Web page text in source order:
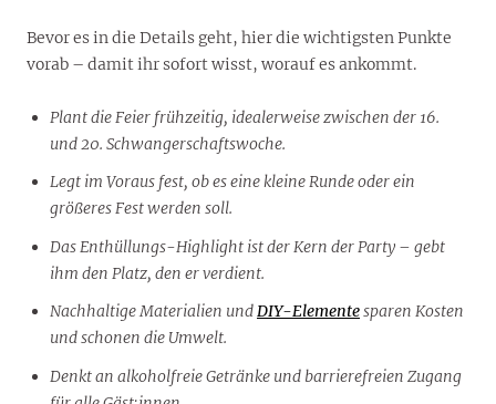
Bevor es in die Details geht, hier die wichtigsten Punkte
vorab – damit ihr sofort wisst, worauf es ankommt.
Plant die Feier frühzeitig, idealerweise zwischen der 16.
und 20. Schwangerschaftswoche.
Legt im Voraus fest, ob es eine kleine Runde oder ein
größeres Fest werden soll.
Das Enthüllungs-Highlight ist der Kern der Party – gebt
ihm den Platz, den er verdient.
Nachhaltige Materialien undDIY-Elementesparen Kosten
und schonen die Umwelt.
Denkt an alkoholfreie Getränke und barrierefreien Zugang